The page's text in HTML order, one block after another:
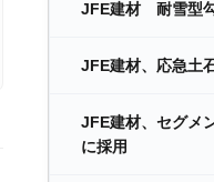
JFE建材 耐雪型
JFE建材、応急土
JFE建材、セグメ
に採用